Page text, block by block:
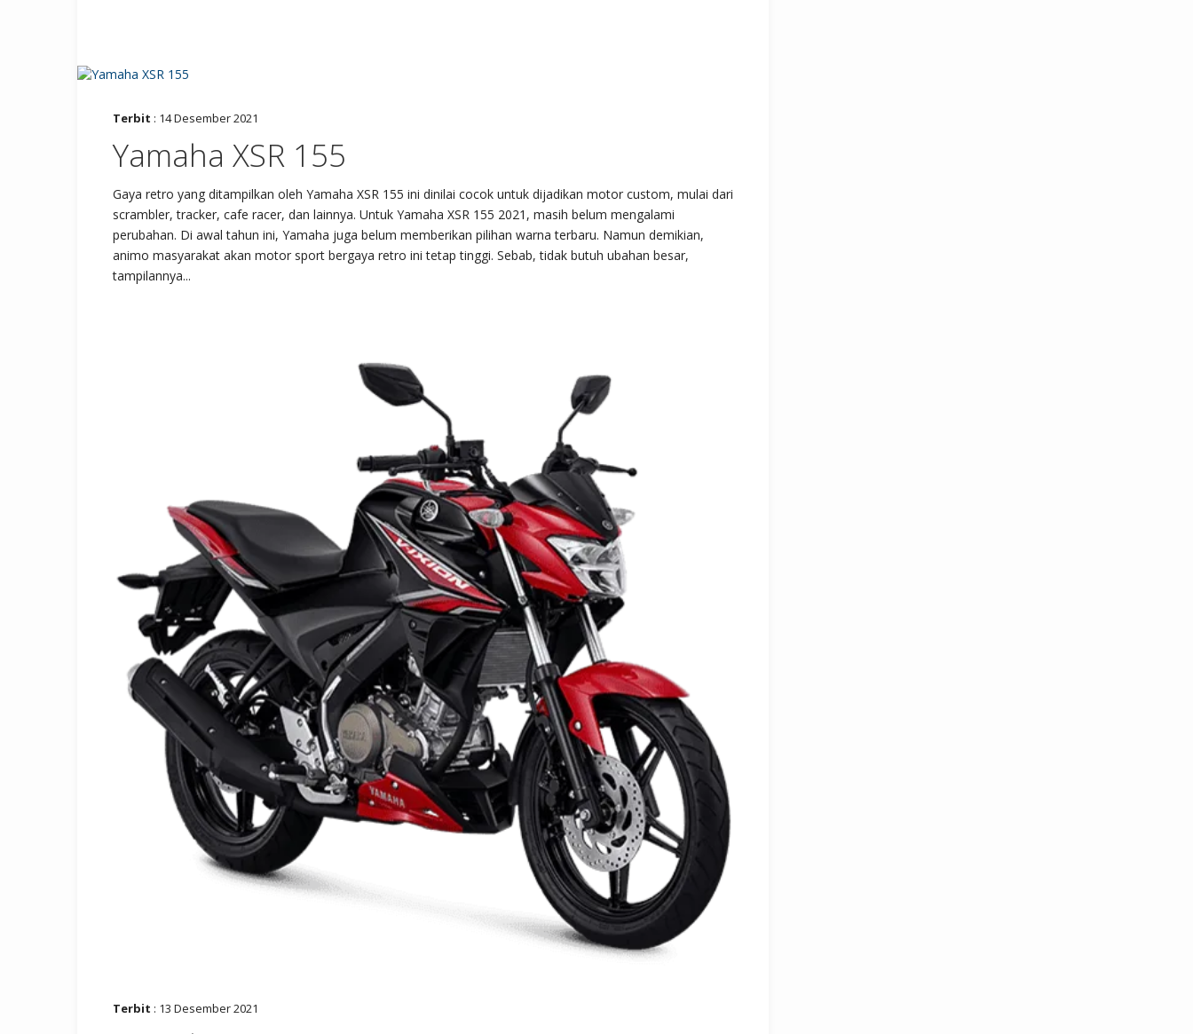
Terbit : 14 Desember 2021
Yamaha XSR 155
Gaya retro yang ditampilkan oleh Yamaha XSR 155 ini dinilai cocok untuk dijadikan motor custom, mulai dari
scrambler, tracker, cafe racer, dan lainnya. Untuk Yamaha XSR 155 2021, masih belum mengalami
perubahan. Di awal tahun ini, Yamaha juga belum memberikan pilihan warna terbaru. Namun demikian,
animo masyarakat akan motor sport bergaya retro ini tetap tinggi. Sebab, tidak butuh ubahan besar,
tampilannya...
Terbit : 13 Desember 2021